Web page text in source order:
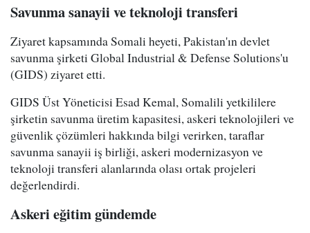
Savunma sanayii ve teknoloji transferi
Ziyaret kapsamında Somali heyeti, Pakistan'ın devlet
savunma şirketi Global Industrial & Defense Solutions'u
(GIDS) ziyaret etti.
GIDS Üst Yöneticisi Esad Kemal, Somalili yetkililere
şirketin savunma üretim kapasitesi, askeri teknolojileri ve
güvenlik çözümleri hakkında bilgi verirken, taraflar
savunma sanayii iş birliği, askeri modernizasyon ve
teknoloji transferi alanlarında olası ortak projeleri
değerlendirdi.
Askeri eğitim gündemde